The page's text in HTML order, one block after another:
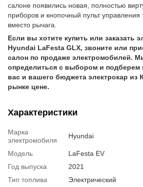
салоне появились новая, полностью
приборов и кнопочный пульт управления
вместо рычага.
Если вы хотите купить или заказать
Hyundai LaFesta GLX, звоните или
салон по продаже электромобилей.
определиться с выбором и
вас и вашего бюджета электрокар из
рынке цене.
Характеристики
Марка
электромобиля
Hyundai
Модель
LaFesta EV
Год выпуска
2021
Тип топлива
Электрический